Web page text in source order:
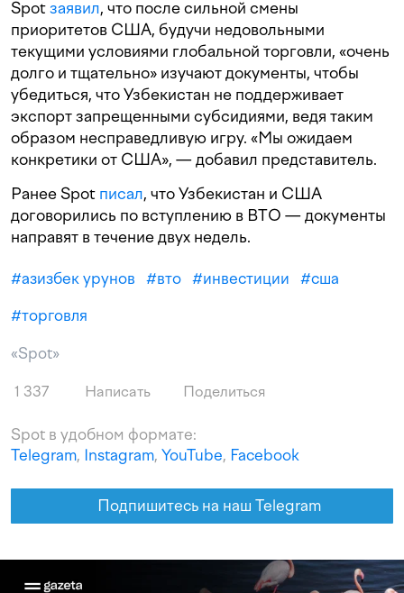
Spotзаявил, что после сильной смены
приоритетов США, будучи недовольными
текущими условиями глобальной торговли, «очень
долго и тщательно» изучают документы, чтобы
убедиться, что Узбекистан не поддерживает
экспорт запрещенными субсидиями, ведя таким
образом несправедливую игру. «Мы ожидаем
конкретики от США», — добавил представитель.
Ранее Spot писал, что Узбекистан и США
договорились по вступлению в ВТО — документы
направят в течение двух недель.
#азизбек урунов #вто #инвестиции #сша
#торговля
«Spot»
1 337 Написать Поделиться
Spot в удобном формате:
Telegram, Instagram, YouTube, Facebook
Подпишитесь на наш Telegram